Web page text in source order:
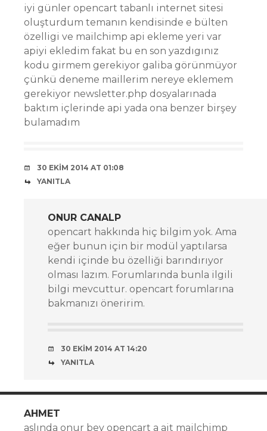
iyi günler opencart tabanlı internet sitesi
oluşturdum temanın kendisinde e bülten
özelligi ve mailchimp api ekleme yeri var
apiyi ekledim fakat bu en son yazdıgınız
kodu girmem gerekiyor galiba görünmüyor
çünkü deneme maillerim nereye eklemem
gerekiyor newsletter.php dosyalarınada
baktım içlerinde api yada ona benzer birşey
bulamadım
30 EKIM 2014 AT 01:08
YANITLA
ONUR CANALP
opencart hakkında hiç bilgim yok. Ama
eğer bunun için bir modül yaptılarsa
kendi içinde bu özelliği barındırıyor
olması lazım. Forumlarında bunla ilgili
bilgi mevcuttur. opencart forumlarına
bakmanızı öneririm.
30 EKIM 2014 AT 14:20
YANITLA
AHMET
aslında onur bey opencart a ait mailchimp